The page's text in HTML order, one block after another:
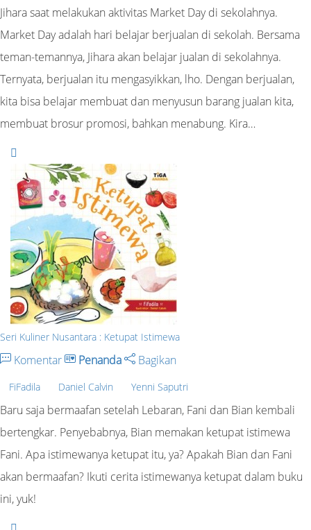
Jihara saat melakukan aktivitas Market Day di sekolahnya.
Market Day adalah hari belajar berjualan di sekolah. Bersama
teman-temannya, Jihara akan belajar jualan di sekolahnya.
Ternyata, berjualan itu mengasyikkan, lho. Dengan berjualan,
kita bisa belajar membuat dan menyusun barang jualan kita,
membuat brosur promosi, bahkan menabung. Kira…
Seri Kuliner Nusantara : Ketupat Istimewa
Komentar Penanda Bagikan
FiFadila Daniel Calvin Yenni Saputri
Baru saja bermaafan setelah Lebaran, Fani dan Bian kembali
bertengkar. Penyebabnya, Bian memakan ketupat istimewa
Fani. Apa istimewanya ketupat itu, ya? Apakah Bian dan Fani
akan bermaafan? Ikuti cerita istimewanya ketupat dalam buku
ini, yuk!